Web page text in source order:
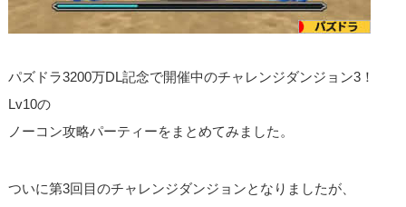
パズドラ3200万DL記念で開催中のチャレンジダンジョン3！
Lv10の
ノーコン攻略パーティーをまとめてみました。
ついに第3回目のチャレンジダンジョンとなりましたが、